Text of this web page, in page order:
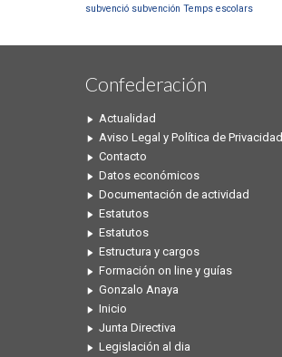
subvenció subvención Temps escolars
Confederación
Actualidad
Aviso Legal y Política de Privacidad
Contacto
Datos económicos
Documentación de actividad
Estatutos
Estatutos
Estructura y cargos
Formación on line y guías
Gonzalo Anaya
Inicio
Junta Directiva
Legislación al dia